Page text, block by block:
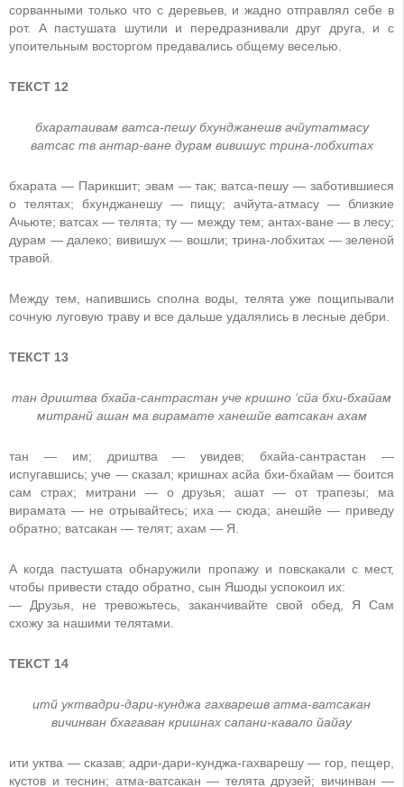
сорванными только что с деревьев, и жадно отправлял себе в
рот. А пастушата шутили и передразнивали друг друга, и с
упоительным восторгом предавались общему веселью.
ТЕКСТ 12
бхаратаивам ватса-пешу бхунджанешв ачйутатмасу
ватсас тв антар-ване дурам вивишус трина-лобхитах
бхарата — Парикшит; эвам — так; ватса-пешу — заботившиеся
о телятах; бхунджанешу — пищу; ачйута-атмасу — близкие
Ачьюте; ватсах — телята; ту — между тем; антах-ване — в лесу;
дурам — далеко; вивишух — вошли; трина-лобхитах — зеленой
травой.
Между тем, напившись сполна воды, телята уже пощипывали
сочную луговую траву и все дальше удалялись в лесные дебри.
ТЕКСТ 13
тан дриштва бхайа-сантрастан уче кришно ‘сйа бхи-бхайам
митранй ашан ма вирамате ханешйе ватсакан ахам
тан — им; дриштва — увидев; бхайа-сантрастан —
испугавшись; уче — сказал; кришнах асйа бхи-бхайам — боится
сам страх; митрани — о друзья; ашат — от трапезы; ма
вирамата — не отрывайтесь; иха — сюда; анешйе — приведу
обратно; ватсакан — телят; ахам — Я.
А когда пастушата обнаружили пропажу и повскакали с мест,
чтобы привести стадо обратно, сын Яшоды успокоил их:
— Друзья, не тревожьтесь, заканчивайте свой обед, Я Сам
схожу за нашими телятами.
ТЕКСТ 14
итй уктвадри-дари-кунджа гахварешв атма-ватсакан
вичинван бхагаван кришнах сапани-кавало йайау
ити уктва — сказав; адри-дари-кунджа-гахварешу — гор, пещер,
кустов и теснин; атма-ватсакан — телята друзей; вичинван —